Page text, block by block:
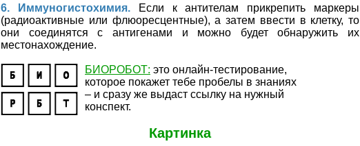
6. Иммуногистохимия.Если к антителам прикрепить маркеры
(радиоактивные или флюоресцентные), а затем ввести в клетку, то
они соединятся с антигенами и можно будет обнаружить их
местонахождение.
БИОРОБОТ: это онлайн-тестирование,
которое покажет тебе пробелы в знаниях
– и сразу же выдаст ссылку на нужный
конспект.
Картинка